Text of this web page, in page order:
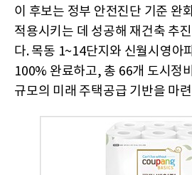
이 후보는 정부 안전진단 기준 완
적용시키는 데 성공해 재건축 추
다. 목동 1~14단지와 신월시영아
100% 완료하고, 총 66개 도시정
규모의 미래 주택공급 기반을 마